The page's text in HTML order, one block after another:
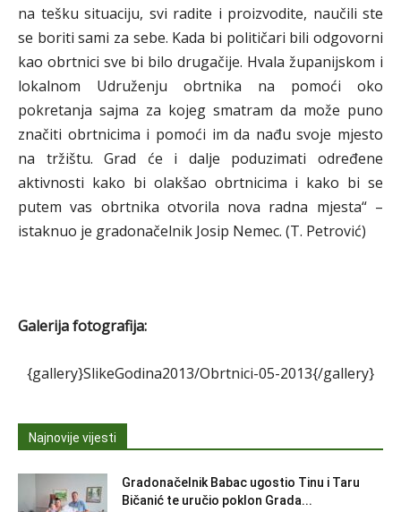
na tešku situaciju, svi radite i proizvodite, naučili ste
se boriti sami za sebe. Kada bi političari bili odgovorni
kao obrtnici sve bi bilo drugačije. Hvala županijskom i
lokalnom Udruženju obrtnika na pomoći oko
pokretanja sajma za kojeg smatram da može puno
značiti obrtnicima i pomoći im da nađu svoje mjesto
na tržištu. Grad će i dalje poduzimati određene
aktivnosti kako bi olakšao obrtnicima i kako bi se
putem vas obrtnika otvorila nova radna mjesta“ –
istaknuo je gradonačelnik Josip Nemec. (T. Petrović)
Galerija fotografija:
{gallery}SlikeGodina2013/Obrtnici-05-2013{/gallery}
Najnovije vijesti
Gradonačelnik Babac ugostio Tinu i Taru
Bičanić te uručio poklon Grada...